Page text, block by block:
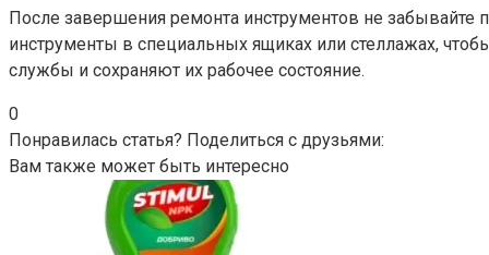
После завершения ремонта инструментов не забывайте
инструменты в специальных ящиках или стеллажах,
службы и сохраняют их рабочее состояние.
0
Понравилась статья? Поделиться с друзьями:
Вам также может быть интересно